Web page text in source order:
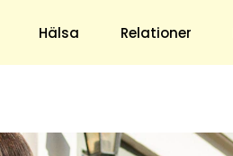
Hälsa Relationer
Underhållning